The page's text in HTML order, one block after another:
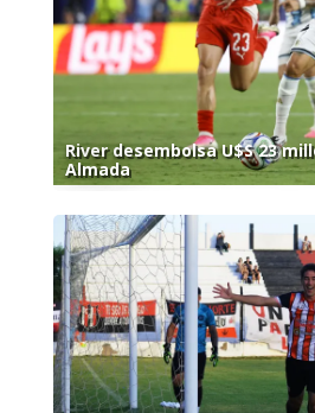
River desembolsa U$S 23
Almada